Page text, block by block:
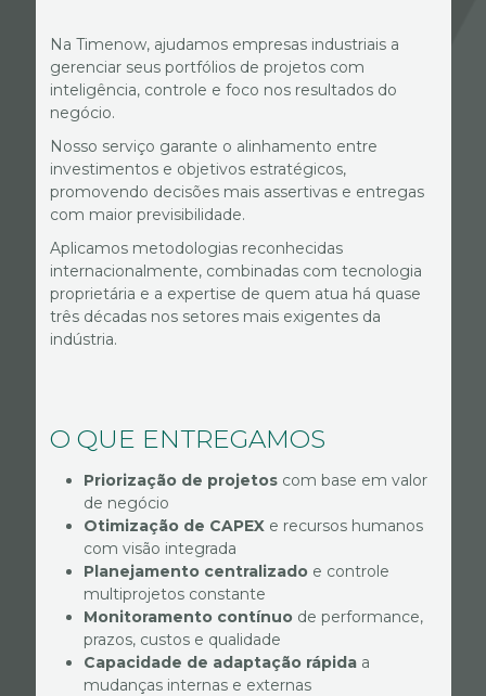
Na Timenow, ajudamos empresas industriais a
gerenciar seus portfólios de projetos com
inteligência, controle e foco nos resultados do
negócio.
Nosso serviço garante o alinhamento entre
investimentos e objetivos estratégicos,
promovendo decisões mais assertivas e entregas
com maior previsibilidade.
Aplicamos metodologias reconhecidas
internacionalmente, combinadas com tecnologia
proprietária e a expertise de quem atua há quase
três décadas nos setores mais exigentes da
indústria.
O QUE ENTREGAMOS
Priorização de projetoscom base em valor
de negócio
Otimização de CAPEXe recursos humanos
com visão integrada
Planejamento centralizadoe controle
multiprojetos constante
Monitoramento contínuode performance,
prazos, custos e qualidade
Capacidade de adaptação rápidaa
mudanças internas e externas